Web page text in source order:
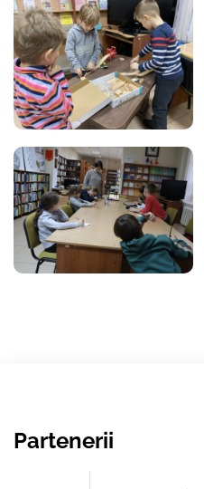
Partenerii